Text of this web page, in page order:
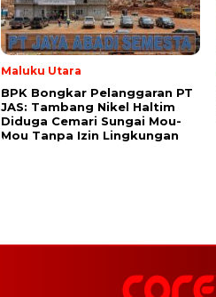
Maluku Utara
BPK Bongkar Pelanggaran PT
JAS: Tambang Nikel Haltim
Diduga Cemari Sungai Mou-
Mou Tanpa Izin Lingkungan